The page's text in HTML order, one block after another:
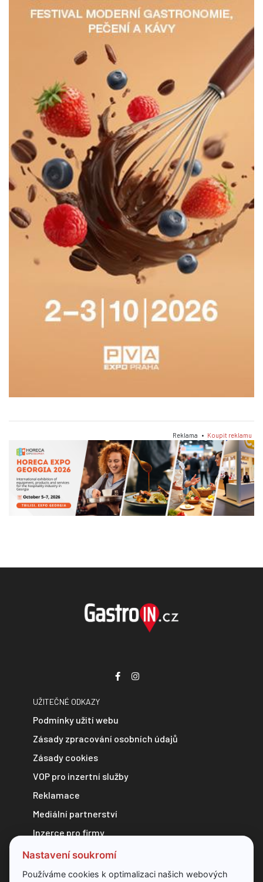
Reklama • Koupit reklamu
UŽITEČNÉ ODKAZY
Podmínky užití webu
Zásady zpracování osobních údajů
Zásady cookies
VOP pro inzertní služby
Reklamace
Mediální partnerství
Inzerce pro firmy
Zpravodajství do e-mailu
Kontakt
Nastavení soukromí
Používáme cookies k optimalizaci našich webových